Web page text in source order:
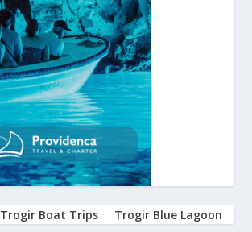
Trogir Boat Trips Trogir Blue Lagoon